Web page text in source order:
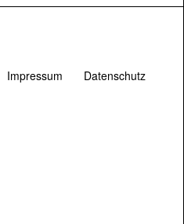
Impressum Datenschutz